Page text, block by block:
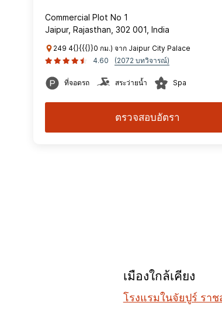
Commercial Plot No 1
Jaipur, Rajasthan, 302 001, India
249 4{}{{{}}0 กม.) จาก Jaipur City Palace
4.60
(2072 บทวิจารณ์)
ที่จอดรถ สระว่ายน้ำ Spa
ตรวจสอบอัตรา
เมืองใกล้เคียง
โรงแรมในจัยปูร์ รา